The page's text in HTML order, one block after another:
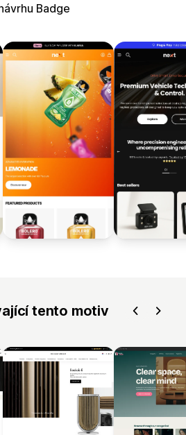
Badge
tento motiv